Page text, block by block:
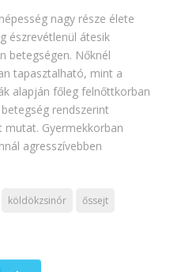
nagy része élete
észrevétlenül átesik
betegségen. Nőknél
tapasztalható, mint a
alapján főleg felnőttkorban
rendszerint
mutat. Gyermekkorban
agresszívebben
köldökzsinór őssejt